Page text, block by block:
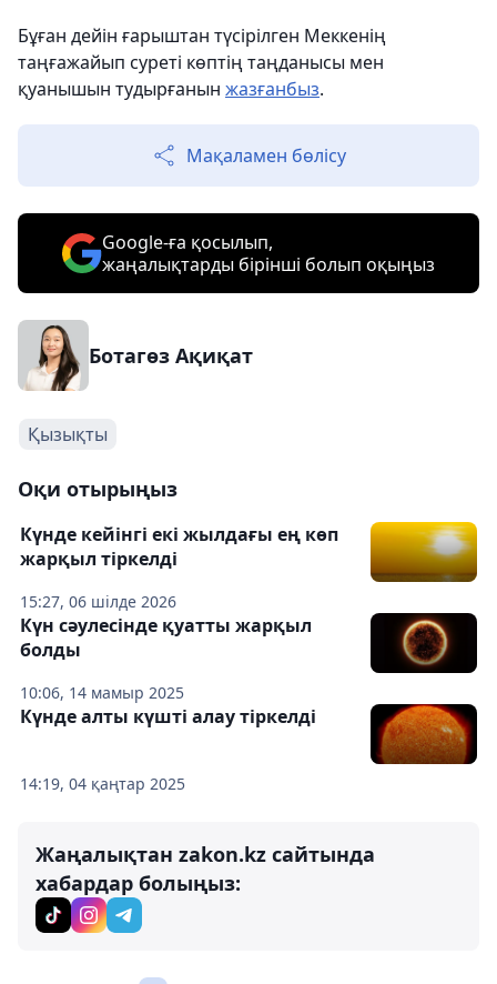
Бұған дейін ғарыштан түсірілген Меккенің
таңғажайып суреті көптің таңданысы мен
қуанышын тудырғанын жазғанбыз.
Мақаламен бөлісу
Google-ға қосылып,
жаңалықтарды бірінші болып оқыңыз
Ботагөз Ақиқат
Қызықты
Оқи отырыңыз
15:27, 06 шілде 2026
Күнде кейінгі екі жылдағы ең көп
жарқыл тіркелді
10:06, 14 мамыр 2025
Күн сәулесінде қуатты жарқыл
болды
14:19, 04 қаңтар 2025
Күнде алты күшті алау тіркелді
Жаңалықтан zakon.kz сайтында
хабардар болыңыз: